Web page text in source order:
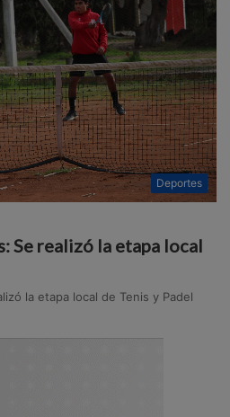
Deportes
Se realizó la etapa local
la etapa local de Tenis y Padel